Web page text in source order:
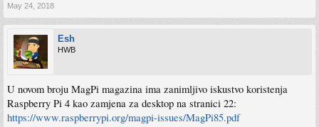
May 24, 2018
Esh
HWB
U novom broju MagPi magazina ima zanimljivo iskustvo koristenja
Raspberry Pi 4 kao zamjena za desktop na stranici 22:
https://www.raspberrypi.org/magpi-issues/MagPi85.pdf